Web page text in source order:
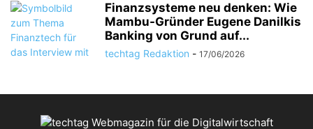
Finanzsysteme neu denken: Wie
Mambu-Gründer Eugene Danilkis
Banking von Grund auf...
techtag Redaktion - 17/06/2026